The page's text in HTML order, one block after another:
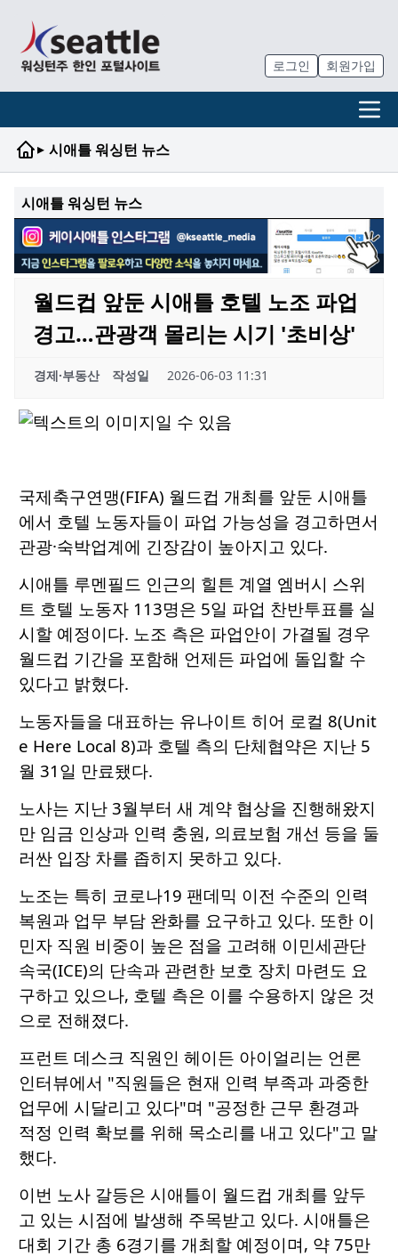
로그인 회원가입
▸ 시애틀 워싱턴 뉴스
시애틀 워싱턴 뉴스
월드컵 앞둔 시애틀 호텔 노조 파업
경고…관광객 몰리는 시기 '초비상'
경제·부동산 작성일 2026-06-03 11:31
국제축구연맹(FIFA) 월드컵 개최를 앞둔 시애틀
에서 호텔 노동자들이 파업 가능성을 경고하면서
관광·숙박업계에 긴장감이 높아지고 있다.
시애틀 루멘필드 인근의 힐튼 계열 엠버시 스위
트 호텔 노동자 113명은 5일 파업 찬반투표를 실
시할 예정이다. 노조 측은 파업안이 가결될 경우
월드컵 기간을 포함해 언제든 파업에 돌입할 수
있다고 밝혔다.
노동자들을 대표하는 유나이트 히어 로컬 8(Unit
e Here Local 8)과 호텔 측의 단체협약은 지난 5
월 31일 만료됐다.
노사는 지난 3월부터 새 계약 협상을 진행해왔지
만 임금 인상과 인력 충원, 의료보험 개선 등을 둘
러싼 입장 차를 좁히지 못하고 있다.
노조는 특히 코로나19 팬데믹 이전 수준의 인력
복원과 업무 부담 완화를 요구하고 있다. 또한 이
민자 직원 비중이 높은 점을 고려해 이민세관단
속국(ICE)의 단속과 관련한 보호 장치 마련도 요
구하고 있으나, 호텔 측은 이를 수용하지 않은 것
으로 전해졌다.
프런트 데스크 직원인 헤이든 아이얼리는 언론
인터뷰에서 "직원들은 현재 인력 부족과 과중한
업무에 시달리고 있다"며 "공정한 근무 환경과
적정 인력 확보를 위해 목소리를 내고 있다"고 말
했다.
이번 노사 갈등은 시애틀이 월드컵 개최를 앞두
고 있는 시점에 발생해 주목받고 있다. 시애틀은
대회 기간 총 6경기를 개최할 예정이며, 약 75만